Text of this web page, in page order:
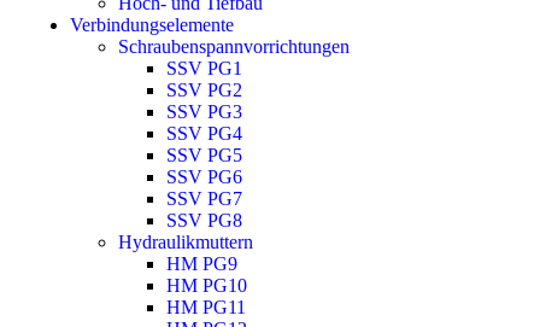
Verbindungselemente
Schraubenspannvorrichtungen
SSV PG1
SSV PG2
SSV PG3
SSV PG4
SSV PG5
SSV PG6
SSV PG7
SSV PG8
Hydraulikmuttern
HM PG9
HM PG10
HM PG11